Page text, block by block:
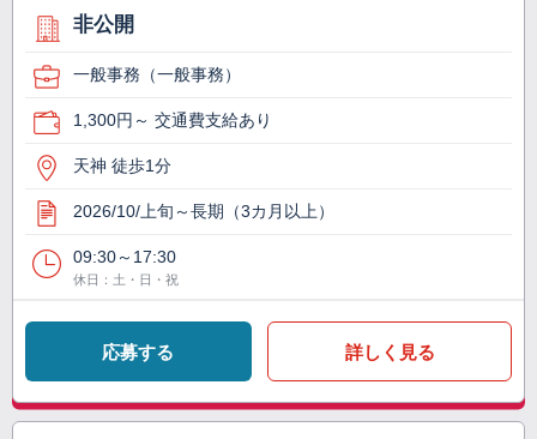
非公開
一般事務（一般事務）
1,300円～ 交通費支給あり
天神 徒歩1分
2026/10/上旬～長期（3カ月以上）
09:30～17:30
休日：土・日・祝
応募する 詳しく見る